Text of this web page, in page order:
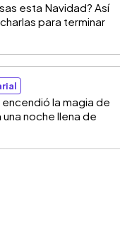
esta Navidad? Así
para terminar
la magia de
noche llena de